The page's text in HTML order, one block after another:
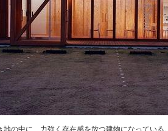
の中に、力強く存在感を放つ建物になっている。